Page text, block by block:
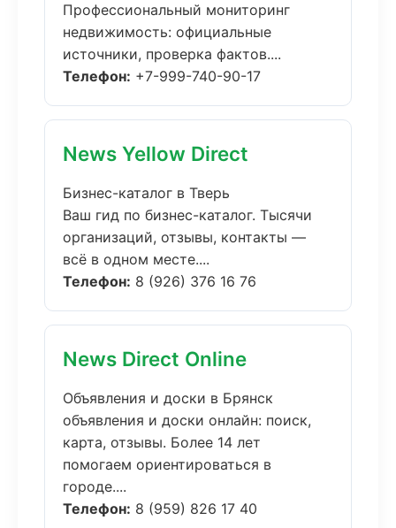
Профессиональный мониторинг
недвижимость: официальные
источники, проверка фактов....
Телефон: +7-999-740-90-17
News Yellow Direct
Бизнес-каталог в Тверь
Ваш гид по бизнес-каталог. Тысячи
организаций, отзывы, контакты —
всё в одном месте....
Телефон: 8 (926) 376 16 76
News Direct Online
Объявления и доски в Брянск
объявления и доски онлайн: поиск,
карта, отзывы. Более 14 лет
помогаем ориентироваться в
городе....
Телефон: 8 (959) 826 17 40